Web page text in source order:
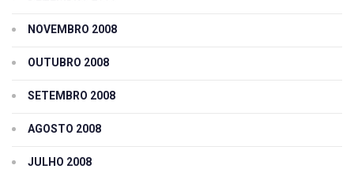
NOVEMBRO 2008
OUTUBRO 2008
SETEMBRO 2008
AGOSTO 2008
JULHO 2008